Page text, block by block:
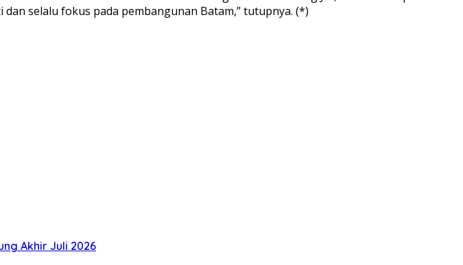
selalu fokus pada pembangunan Batam,” tutupnya. (*)
Akhir Juli 2026